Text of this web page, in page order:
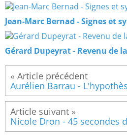
Jean-Marc Bernad - Signes et
Gérard Dupeyrat - Revenu de
Aurélien Barrau -
Nicole Dron - 45 secondes